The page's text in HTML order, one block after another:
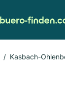
Kasbach-